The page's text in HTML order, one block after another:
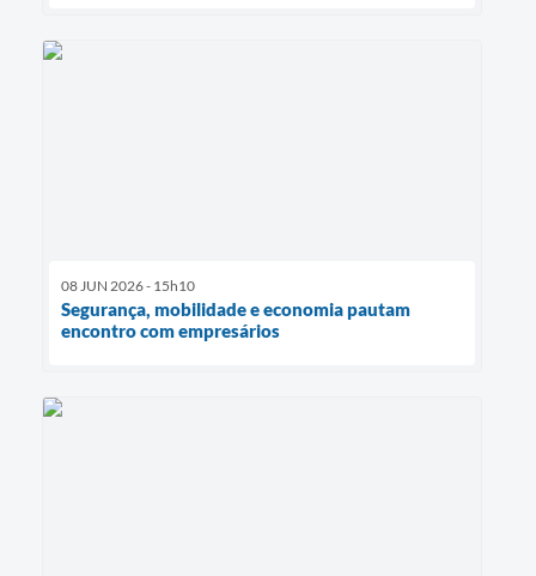
08 JUN 2026 - 15h10
Segurança, mobilidade e economia pautam
encontro com empresários